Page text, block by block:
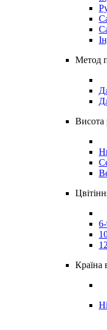
Метод
Висота
Країна